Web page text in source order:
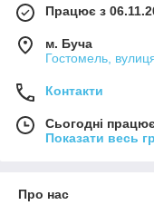
Працює з
м. Буча
Гостомель,
Контакти
Сьогодні
Показати весь
Про нас